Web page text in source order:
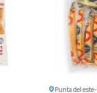
Punta del este